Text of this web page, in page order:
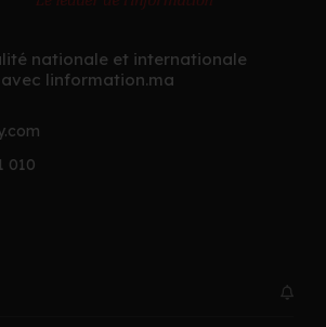
nationale et internationale
linformation.ma
010